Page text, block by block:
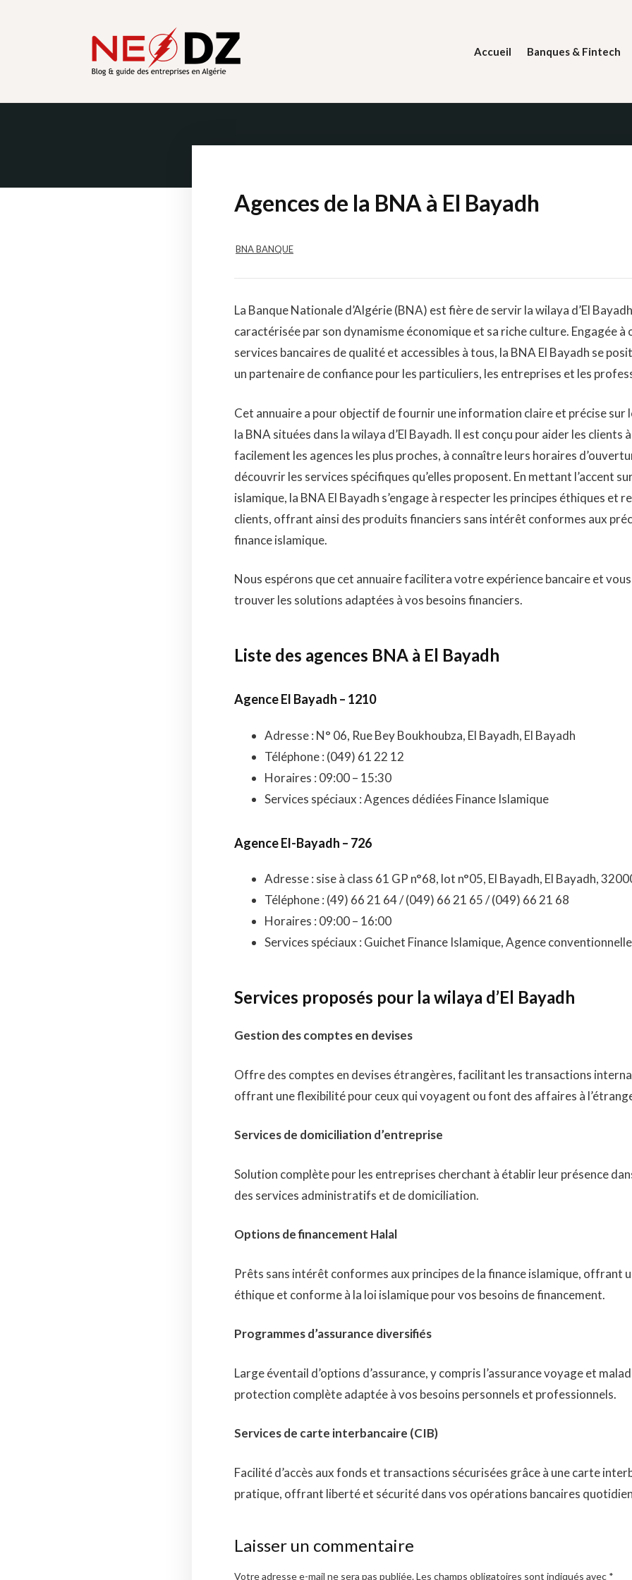
Accueil Banques & Fintech
Agences de la BNA à El Bayadh
BNA BANQUE
La Banque Nationale d’Algérie (BNA) est fière de servir la wilaya d’El
caractérisée par son dynamisme économique et sa riche culture. Engagée
services bancaires de qualité et accessibles à tous, la BNA El Bayadh se
un partenaire de confiance pour les particuliers, les entreprises et les
Cet annuaire a pour objectif de fournir une information claire et précise sur
la BNA situées dans la wilaya d’El Bayadh. Il est conçu pour aider les clients
facilement les agences les plus proches, à connaître leurs horaires
découvrir les services spécifiques qu’elles proposent. En mettant l’accent
islamique, la BNA El Bayadh s’engage à respecter les principes éthiques et
clients, offrant ainsi des produits financiers sans intérêt conformes aux
finance islamique.
Nous espérons que cet annuaire facilitera votre expérience bancaire et
trouver les solutions adaptées à vos besoins financiers.
Liste des agences BNA à El Bayadh
Agence El Bayadh – 1210
Adresse : N° 06, Rue Bey Boukhoubza, El Bayadh, El Bayadh
Téléphone : (049) 61 22 12
Horaires : 09:00 – 15:30
Services spéciaux : Agences dédiées Finance Islamique
Agence El-Bayadh – 726
Adresse : sise à class 61 GP n°68, lot n°05, El Bayadh, El Bayadh,
Téléphone : (49) 66 21 64 / (049) 66 21 65 / (049) 66 21 68
Horaires : 09:00 – 16:00
Services spéciaux : Guichet Finance Islamique, Agence conventionnelle
Services proposés pour la wilaya d’El Bayadh
Gestion des comptes en devises
Offre des comptes en devises étrangères, facilitant les transactions
offrant une flexibilité pour ceux qui voyagent ou font des affaires à
Services de domiciliation d’entreprise
Solution complète pour les entreprises cherchant à établir leur présence
des services administratifs et de domiciliation.
Options de financement Halal
Prêts sans intérêt conformes aux principes de la finance islamique, offrant
éthique et conforme à la loi islamique pour vos besoins de financement.
Programmes d’assurance diversifiés
Large éventail d’options d’assurance, y compris l’assurance voyage et
protection complète adaptée à vos besoins personnels et professionnels.
Services de carte interbancaire (CIB)
Facilité d’accès aux fonds et transactions sécurisées grâce à une carte
pratique, offrant liberté et sécurité dans vos opérations bancaires
Laisser un commentaire
Votre adresse e-mail ne sera pas publiée.Les champs obligatoires sont indiqués avec *